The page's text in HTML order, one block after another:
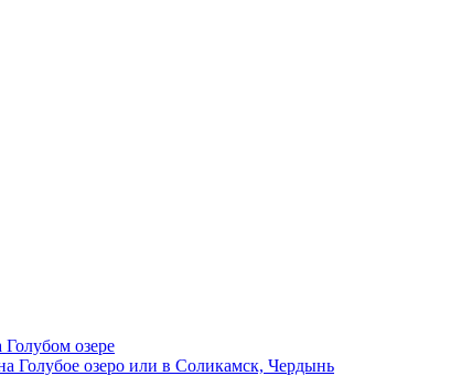
озере
Голубое озеро или в Соликамск, Чердынь